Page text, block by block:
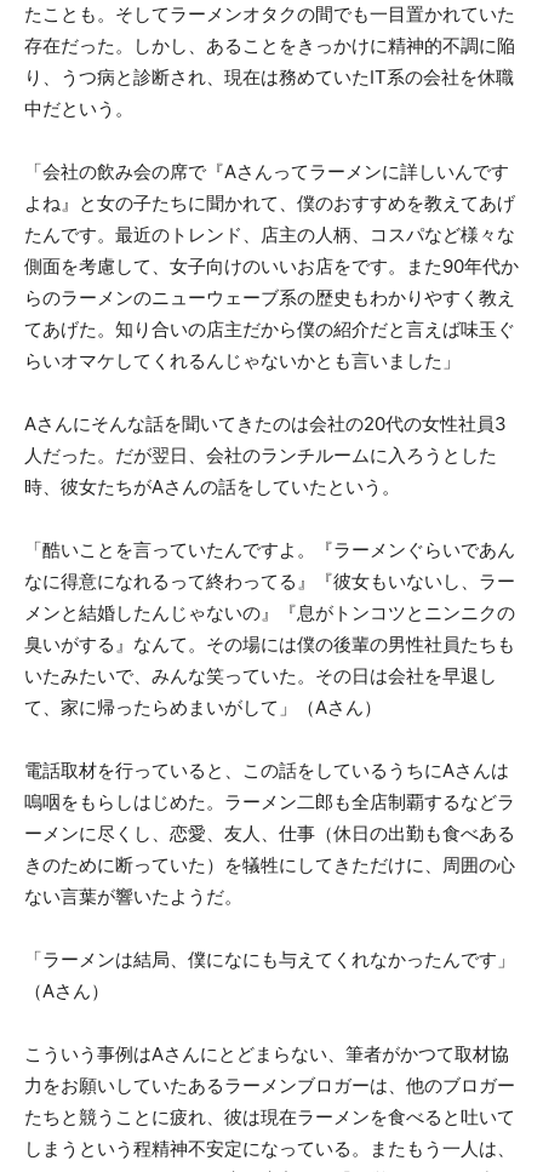
たことも。そしてラーメンオタクの間でも一目置かれていた
存在だった。しかし、あることをきっかけに精神的不調に陥
り、うつ病と診断され、現在は務めていたIT系の会社を休職
中だという。
「会社の飲み会の席で『Aさんってラーメンに詳しいんです
よね』と女の子たちに聞かれて、僕のおすすめを教えてあげ
たんです。最近のトレンド、店主の人柄、コスパなど様々な
側面を考慮して、女子向けのいいお店をです。また90年代か
らのラーメンのニューウェーブ系の歴史もわかりやすく教え
てあげた。知り合いの店主だから僕の紹介だと言えば味玉ぐ
らいオマケしてくれるんじゃないかとも言いました」
Aさんにそんな話を聞いてきたのは会社の20代の女性社員3
人だった。だが翌日、会社のランチルームに入ろうとした
時、彼女たちがAさんの話をしていたという。
「酷いことを言っていたんですよ。『ラーメンぐらいであん
なに得意になれるって終わってる』『彼女もいないし、ラー
メンと結婚したんじゃないの』『息がトンコツとニンニクの
臭いがする』なんて。その場には僕の後輩の男性社員たちも
いたみたいで、みんな笑っていた。その日は会社を早退し
て、家に帰ったらめまいがして」（Aさん）
電話取材を行っていると、この話をしているうちにAさんは
嗚咽をもらしはじめた。ラーメン二郎も全店制覇するなどラ
ーメンに尽くし、恋愛、友人、仕事（休日の出勤も食べある
きのために断っていた）を犠牲にしてきただけに、周囲の心
ない言葉が響いたようだ。
「ラーメンは結局、僕になにも与えてくれなかったんです」
（Aさん）
こういう事例はAさんにとどまらない、筆者がかつて取材協
力をお願いしていたあるラーメンブロガーは、他のブロガー
たちと競うことに疲れ、彼は現在ラーメンを食べると吐いて
しまうという程精神不安定になっている。またもう一人は、